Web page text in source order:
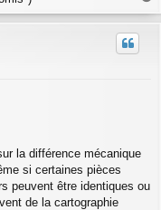
u
la différence mécanique
si certaines pièces
peuvent être identiques ou
de la cartographie